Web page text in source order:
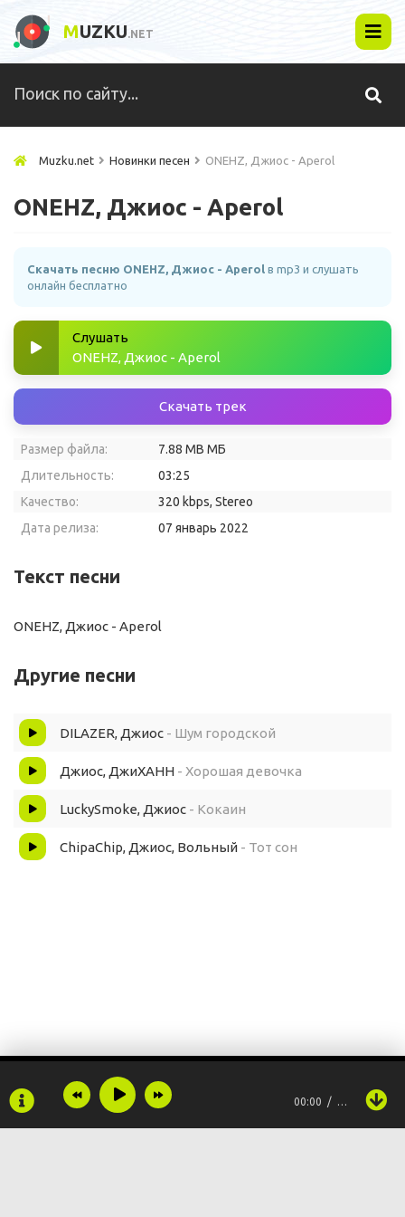
MUZKU.NET
Muzku.net Новинки песен ONEHZ, Джиос - Aperol
ONEHZ, Джиос - Aperol
Скачать песню ONEHZ, Джиос - Aperol в mp3 и слушать
онлайн бесплатно
Слушать
ONEHZ, Джиос - Aperol
Скачать трек
Размер файла:
7.88 MB МБ
Длительность:
03:25
Качество:
320 kbps, Stereo
Дата релиза:
07 январь 2022
Текст песни
ONEHZ, Джиос - Aperol
Другие песни
DILAZER, Джиос - Шум городской
Джиос, ДжиХАНН - Хорошая девочка
LuckySmoke, Джиос - Кокаин
ChipaChip, Джиос, Вольный - Тот сон
00:00